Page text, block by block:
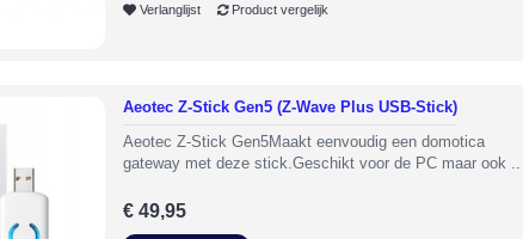
Verlanglijst Product vergelijk
Aeotec Z-Stick Gen5 (Z-Wave Plus USB-Stick)
Aeotec Z-Stick Gen5Maakt eenvoudig een domotica
gateway met deze stick.Geschikt voor de PC maar ook ..
€ 49,95